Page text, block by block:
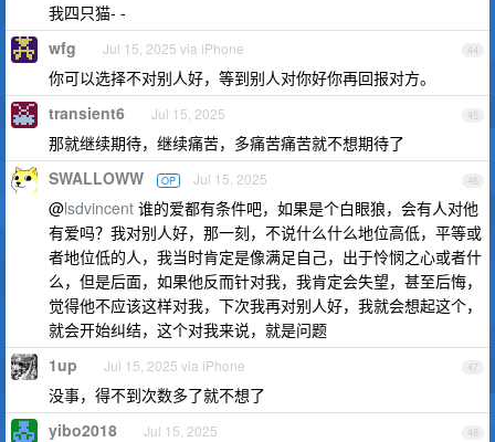
我四只猫- -
44
wfg Jul 15, 2025 via iPhone
你可以选择不对别人好，等到别人对你好你再回报对方。
45
transient6 Jul 15, 2025
那就继续期待，继续痛苦，多痛苦痛苦就不想期待了
46
SWALLOWW OP Jul 15, 2025
@lsdvincent 谁的爱都有条件吧，如果是个白眼狼，会有人对他
有爱吗？我对别人好，那一刻，不说什么什么地位高低，平等或
者地位低的人，我当时肯定是像满足自己，出于怜悯之心或者什
么，但是后面，如果他反而针对我，我肯定会失望，甚至后悔，
觉得他不应该这样对我，下次我再对别人好，我就会想起这个，
就会开始纠结，这个对我来说，就是问题
47
1up Jul 15, 2025 via iPhone
没事，得不到次数多了就不想了
48
yibo2018 Jul 15, 2025